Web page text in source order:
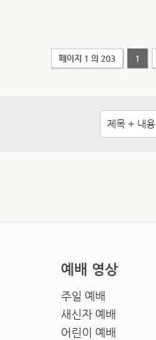
페이지 1 의 203 1
제목 + 내용
예배 영상
주일 예배
새신자 예배
어린이 예배